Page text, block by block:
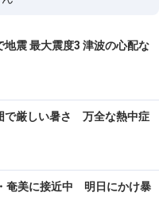
震 最大震度3 津波の心配な
で厳しい暑さ 万全な熱中症
奄美に接近中 明日にかけ暴